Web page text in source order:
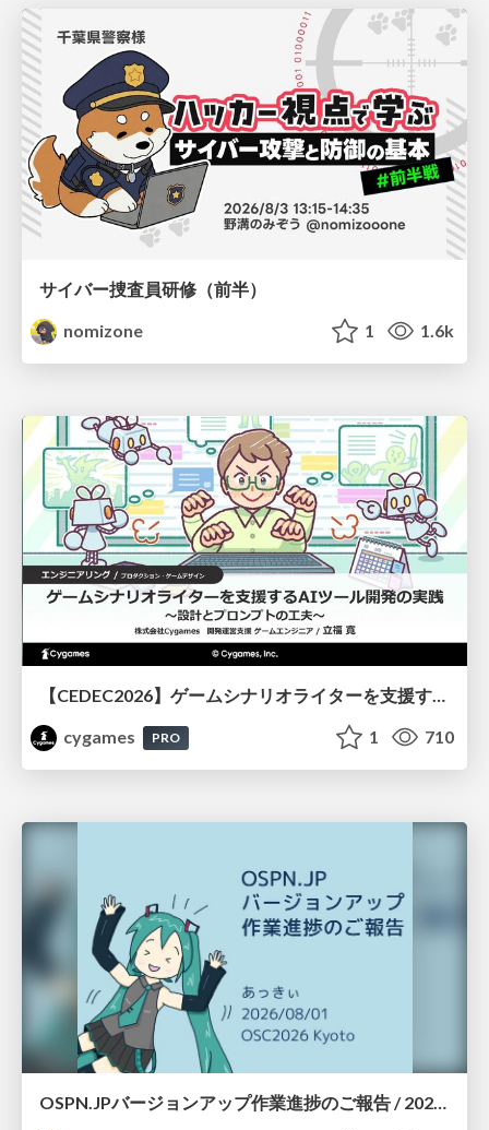
サイバー捜査員研修（前半）
nomizone
1 1.6k
【CEDEC2026】ゲームシナリオライターを支援するAIツール開発の実践 ― 設計とプロンプトの工夫 ―
cygames
PRO 1 710